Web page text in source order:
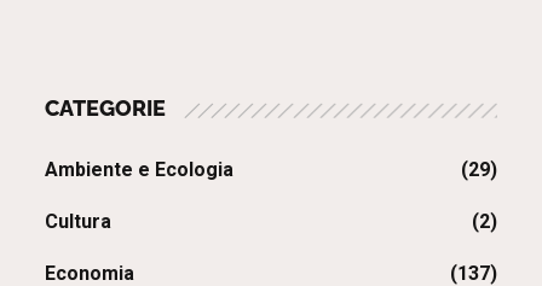
CATEGORIE
Ambiente e Ecologia (29)
Cultura (2)
Economia (137)